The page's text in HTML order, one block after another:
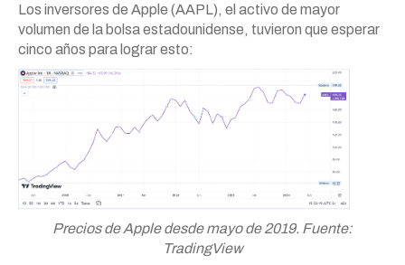
Los inversores de Apple (AAPL), el activo de mayor
volumen de la bolsa estadounidense, tuvieron que esperar
cinco años para lograr esto:
Precios de Apple desde mayo de 2019. Fuente:
TradingView